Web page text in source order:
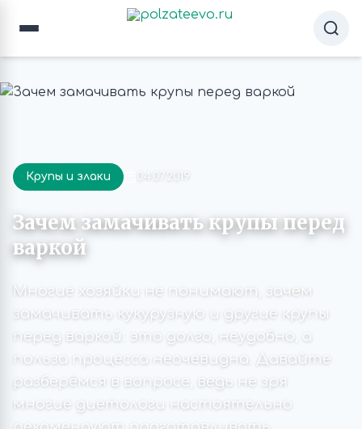
Крупы и злаки 04.07.2019
Зачем замачивать крупы перед
варкой
Многие хозяйки не понимают, зачем
замачивать кукурузную и другие крупы
перед варкой: это долго, неудобно, а
польза процесса неочевидна. Давайте
разберёмся в вопросе, ведь не зря
многие диетологи настоятельно